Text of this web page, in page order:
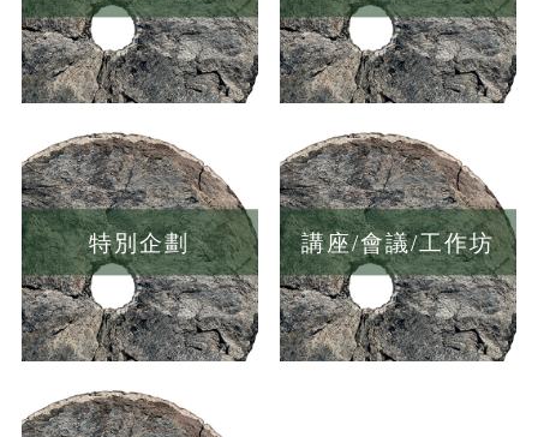
特別企劃 講座/會議/工作坊